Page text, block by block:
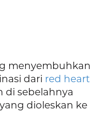
menyembuhkan
dari red heart
di sebelahnya
dioleskan ke